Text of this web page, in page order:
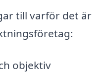
till varför det är
objektiv